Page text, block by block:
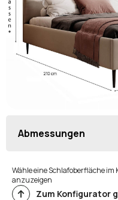
Abmessungen
Wähle eine Schlafoberfläche
anzuzeigen
Zum Konfigurator